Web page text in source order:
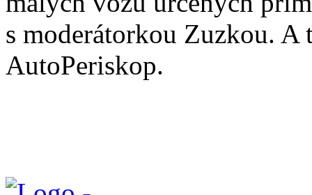
s moderátorkou Zuzkou. A
AutoPeriskop.